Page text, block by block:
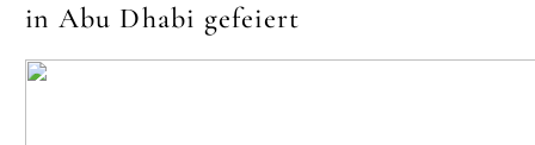
in Abu Dhabi gefeiert